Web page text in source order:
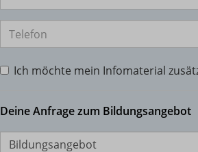
Ich möchte mein Infomaterial
Deine Anfrage zum Bildungsangebot